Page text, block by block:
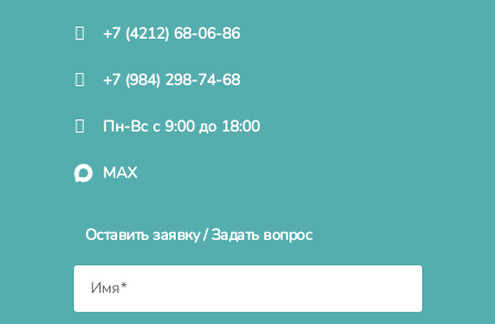
+7 (4212) 68-06-86
+7 (984) 298-74-68
Пн-Вс с 9:00 до 18:00
MAX
Оставить заявку / Задать вопрос